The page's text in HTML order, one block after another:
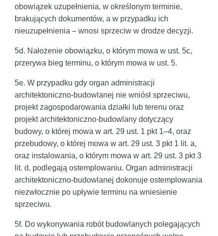
obowiązek uzupełnienia, w określonym terminie,
brakujących dokumentów, a w przypadku ich
nieuzupełnienia – wnosi sprzeciw w drodze decyzji.
5d. Nałożenie obowiązku, o którym mowa w ust. 5c,
przerywa bieg terminu, o którym mowa w ust. 5.
5e. W przypadku gdy organ administracji
architektoniczno-budowlanej nie wniósł sprzeciwu,
projekt zagospodarowania działki lub terenu oraz
projekt architektoniczno-budowlany dotyczący
budowy, o której mowa w art. 29 ust. 1 pkt 1–4, oraz
przebudowy, o której mowa w art. 29 ust. 3 pkt 1 lit. a,
oraz instalowania, o którym mowa w art. 29 ust. 3 pkt 3
lit. d, podlegają ostemplowaniu. Organ administracji
architektoniczno-budowlanej dokonuje ostemplowania
niezwłocznie po upływie terminu na wniesienie
sprzeciwu.
5f. Do wykonywania robót budowlanych polegających